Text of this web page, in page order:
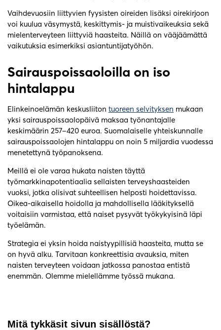
Vaihdevuosiin liittyvien fyysisten oireiden lisäksi oirekirjoon
voi kuulua väsymystä, keskittymis- ja muistivaikeuksia sekä
mielenterveyteen liittyviä haasteita. Näillä on vääjäämättä
vaikutuksia esimerkiksi asiantuntijatyöhön.
Sairauspoissaoloilla on iso
hintalappu
Elinkeinoelämän keskusliiton tuoreen selvityksen mukaan
yksi sairauspoissaolopäivä maksaa työnantajalle
keskimäärin 257–420 euroa. Suomalaiselle yhteiskunnalle
sairauspoissaolojen hintalappu on noin 5 miljardia vuodessa
menetettynä työpanoksena.
Meillä ei ole varaa hukata naisten täyttä
työmarkkinapotentiaalia sellaisten terveyshaasteiden
vuoksi, jotka olisivat suhteellisen helposti hoidettavissa.
Oikea-aikaisella hoidolla ja mahdollisella lääkityksellä
voitaisiin varmistaa, että naiset pysyvät työkykyisinä läpi
työelämän.
Strategia ei yksin hoida naistyypillisiä haasteita, mutta se
on hyvä alku. Tarvitaan konkreettisia avauksia, miten
naisten terveyteen voidaan jatkossa panostaa entistä
enemmän. Olemme mielellämme työssä mukana.
Mitä tykkäsit sivun sisällöstä?